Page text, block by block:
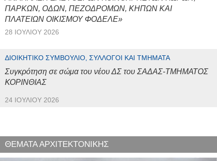
ΠΑΡΚΩΝ, ΟΔΩΝ, ΠΕΖΟΔΡΟΜΩΝ, ΚΗΠΩΝ ΚΑΙ
ΠΛΑΤΕΙΩΝ ΟΙΚΙΣΜΟΥ ΦΟΔΕΛΕ»
28 ΙΟΥΛΊΟΥ 2026
ΔΙΟΙΚΗΤΙΚΌ ΣΥΜΒΟΎΛΙΟ, ΣΎΛΛΟΓΟΙ ΚΑΙ ΤΜΉΜΑΤΑ
Συγκρότηση σε σώμα του νέου ΔΣ του ΣΑΔΑΣ-ΤΜΗΜΑΤΟΣ
ΚΟΡΙΝΘΙΑΣ
24 ΙΟΥΛΊΟΥ 2026
ΘΕΜΑΤΑ ΑΡΧΙΤΕΚΤΟΝΙΚΗΣ